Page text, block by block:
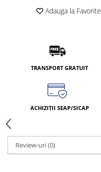
Adauga la Favorite
TRANSPORT GRATUIT
ACHIZIȚII SEAP/SICAP
Review-uri(0)